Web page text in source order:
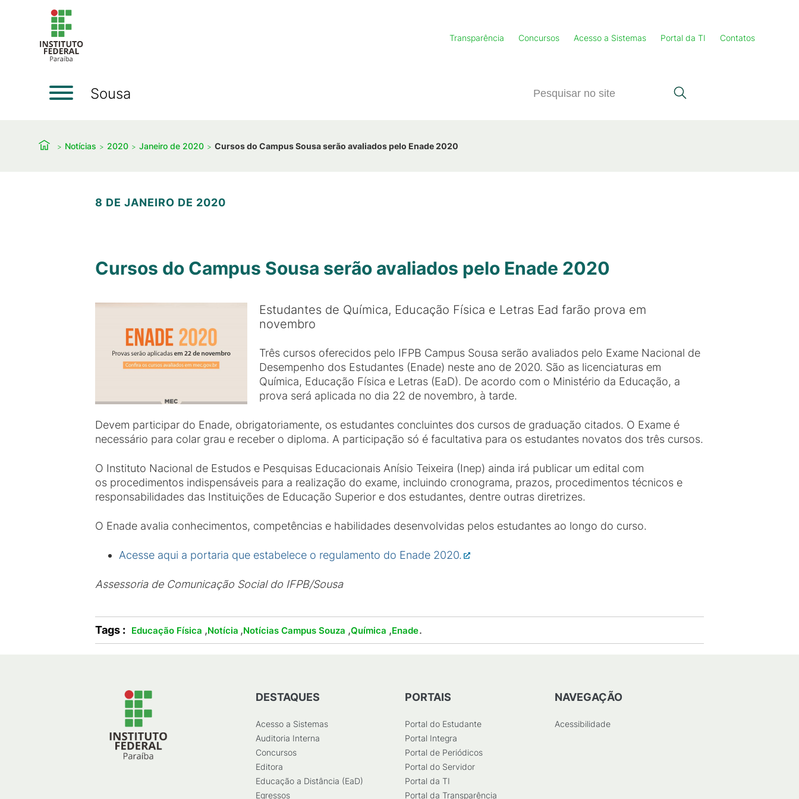
Transparência Concursos Acesso a Sistemas Portal da TI Contatos
Sousa
Notícias 2020 Janeiro de 2020 Cursos do Campus Sousa serão avaliados pelo Enade 2020
8 DE JANEIRO DE 2020
Cursos do Campus Sousa serão avaliados pelo Enade 2020
Estudantes de Química, Educação Física e Letras Ead farão prova em
novembro
Três cursos oferecidos pelo IFPB Campus Sousa serão avaliados pelo Exame Nacional de
Desempenho dos Estudantes (Enade) neste ano de 2020. São as licenciaturas em
Química, Educação Física e Letras (EaD). De acordo com o Ministério da Educação, a
prova será aplicada no dia 22 de novembro, à tarde.
Devem participar do Enade, obrigatoriamente, os estudantes concluintes dos cursos de graduação citados. O Exame é
necessário para colar grau e receber o diploma. A participação só é facultativa para os estudantes novatos dos três cursos.
O Instituto Nacional de Estudos e Pesquisas Educacionais Anísio Teixeira (Inep) ainda irá publicar um edital com
os procedimentos indispensáveis para a realização do exame, incluindo cronograma, prazos, procedimentos técnicos e
responsabilidades das Instituições de Educação Superior e dos estudantes, dentre outras diretrizes.
O Enade avalia conhecimentos, competências e habilidades desenvolvidas pelos estudantes ao longo do curso.
Acesse aqui a portaria que estabelece o regulamento do Enade 2020.
Assessoria de Comunicação Social do IFPB/Sousa
Tags : Educação Física ,Notícia ,Notícias Campus Souza ,Química ,Enade.
DESTAQUES
Acesso a Sistemas
Auditoria Interna
Concursos
Editora
Educação a Distância (EaD)
Egressos
PORTAIS
Portal do Estudante
Portal Integra
Portal de Periódicos
Portal do Servidor
Portal da TI
Portal da Transparência
NAVEGAÇÃO
Acessibilidade